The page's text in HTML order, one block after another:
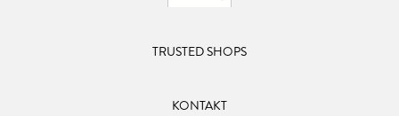
TRUSTED SHOPS
KONTAKT